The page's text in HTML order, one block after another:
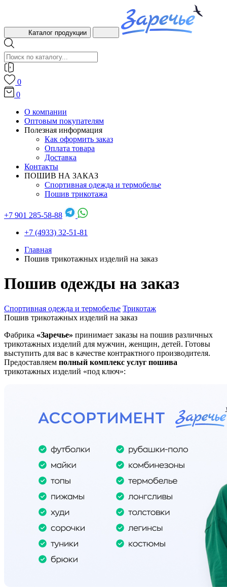
Каталог продукции
0
0
О компании
Оптовым покупателям
Полезная информация
Как оформить заказ
Оплата товара
Доставка
Контакты
ПОШИВ НА ЗАКАЗ
Спортивная одежда и термобелье
Пошив трикотажа
+7 901 285-58-88
+7 (4933) 32-51-81
Главная
Пошив трикотажных изделий на заказ
Пошив одежды на заказ
Спортивная одежда и термобелье Трикотаж
Пошив трикотажных изделий на заказ
Фабрика «Заречье» принимает заказы на пошив различных
трикотажных изделий для мужчин, женщин, детей. Готовы
выступить для вас в качестве контрактного производителя.
Предоставляем полный комплекс услуг пошива
трикотажных изделий «под ключ»: